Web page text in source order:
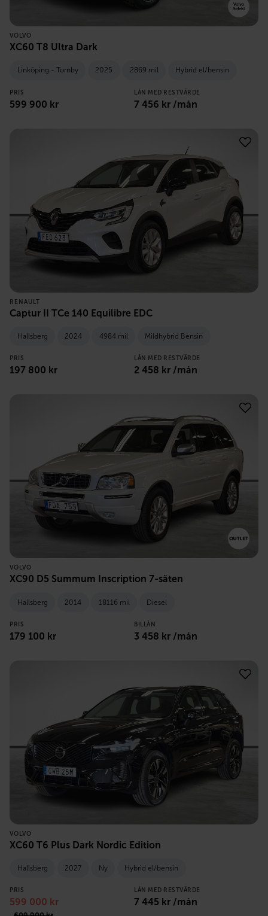
VOLVO
XC60 T8 Ultra Dark
Linköping - Tornby 2025 2869 mil Hybrid el/bensin
PRIS
599 900 kr
LÅN MED RESTVÄRDE
7 456 kr /mån
RENAULT
Captur II TCe 140 Equilibre EDC
Hallsberg 2024 4984 mil Mildhybrid Bensin
PRIS
197 800 kr
LÅN MED RESTVÄRDE
2 458 kr /mån
VOLVO
XC90 D5 Summum Inscription 7-säten
Hallsberg 2014 18116 mil Diesel
PRIS
179 100 kr
BILLÅN
3 458 kr /mån
VOLVO
XC60 T6 Plus Dark Nordic Edition
Hallsberg 2027 Ny Hybrid el/bensin
PRIS
599 000 kr
LÅN MED RESTVÄRDE
7 445 kr /mån